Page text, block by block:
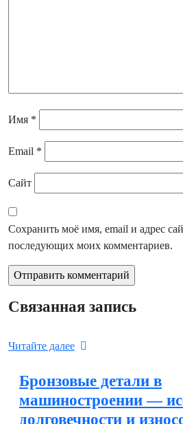
Имя *
Email *
Сайт
Сохранить моё имя, email и адрес
последующих моих комментариев.
Связанная запись
Читайте далее
Бронзовые детали в
машиностроении —
долговечности и